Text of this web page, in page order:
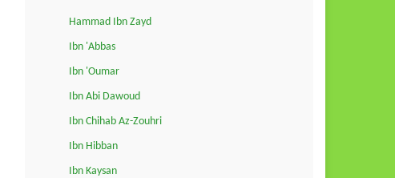
Hammad Ibn Zayd
Ibn 'Abbas
Ibn 'Oumar
Ibn Abi Dawoud
Ibn Chihab Az-Zouhri
Ibn Hibban
Ibn Kaysan